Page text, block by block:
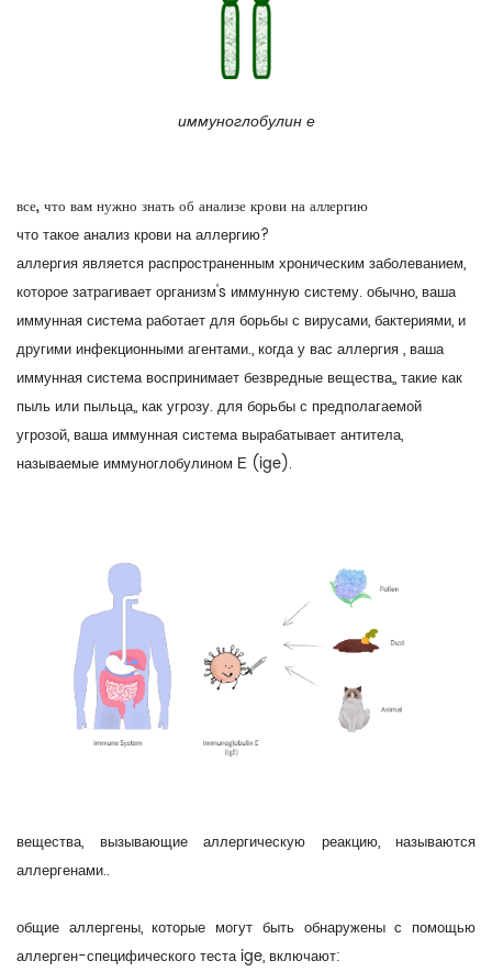
иммуноглобулин е
все, что вам нужно знать об анализе крови на аллергию
что такое анализ крови на аллергию?
аллергия является распространенным хроническим заболеванием,
которое затрагивает организм's иммунную систему. обычно, ваша
иммунная система работает для борьбы с вирусами, бактериями, и
другими инфекционными агентами., когда у вас аллергия , ваша
иммунная система воспринимает безвредные вещества,, такие как
пыль или пыльца,, как угрозу. для борьбы с предполагаемой
угрозой, ваша иммунная система вырабатывает антитела,
называемые иммуноглобулином Е (ige).
вещества, вызывающие аллергическую реакцию, называются
аллергенами..
общие аллергены, которые могут быть обнаружены с помощью
аллерген-специфического теста ige, включают: